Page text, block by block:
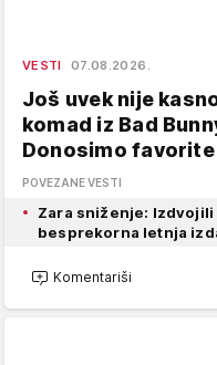
VESTI 07.08.2026.
Još uvek nije
komad iz Bad
Donosimo favorite
POVEZANE VESTI
Zara sniženje: Izdvojili
besprekorna letnja
Komentariši